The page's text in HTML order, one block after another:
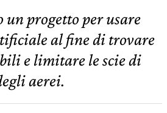
un progetto per usare
al fine di trovare
e limitare le scie di
aerei.